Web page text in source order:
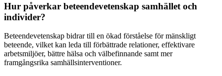
Hur påverkar beteendevetenskap samhället och
individer?
Beteendevetenskap bidrar till en ökad förståelse för mänskligt
beteende, vilket kan leda till förbättrade relationer, effektivare
arbetsmiljöer, bättre hälsa och välbefinnande samt mer
framgångsrika samhällsinterventioner.